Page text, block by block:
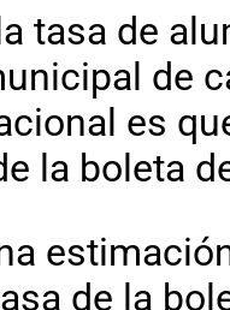
tasa de
de
es
la boleta
de la